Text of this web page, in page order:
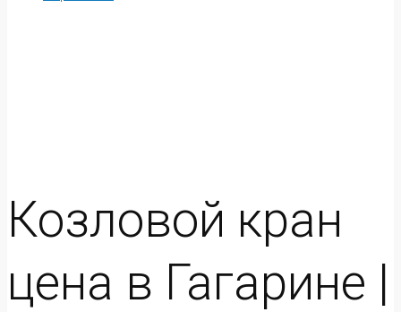
Козловой кран
цена в Гагарине |